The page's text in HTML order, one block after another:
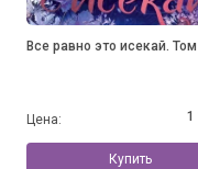
Все равно это исекай. Том
Цена: 1
Купить